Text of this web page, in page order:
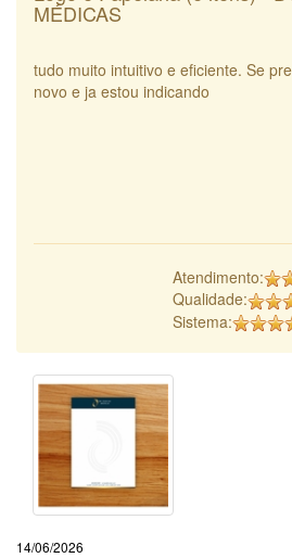
MÉDICAS
tudo muito intuitivo e eficiente. Se
novo e ja estou indicando
Atendimento:
Qualidade:
Sistema:
14/06/2026